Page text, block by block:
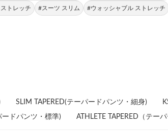
トレッチ #スーツ スリム #ウォッシャブル ストレッチ
SLIM TAPERED(テーパードパンツ・細身)
ードパンツ・標準) ATHLETE TAPERED（テー